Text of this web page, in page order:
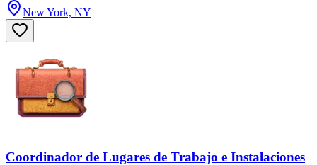
New York, NY
Coordinador de Lugares de Trabajo e Instalaciones